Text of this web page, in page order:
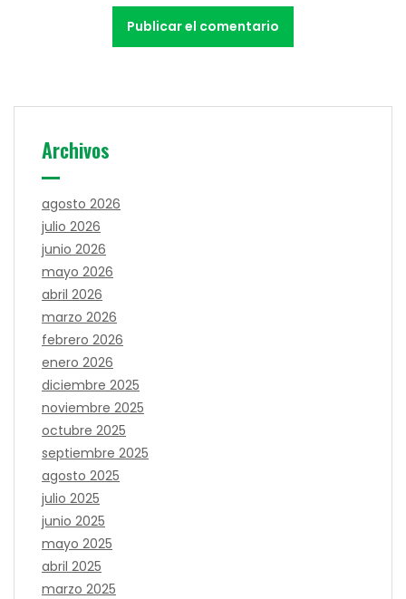
Archivos
agosto 2026
julio 2026
junio 2026
mayo 2026
abril 2026
marzo 2026
febrero 2026
enero 2026
diciembre 2025
noviembre 2025
octubre 2025
septiembre 2025
agosto 2025
julio 2025
junio 2025
mayo 2025
abril 2025
marzo 2025